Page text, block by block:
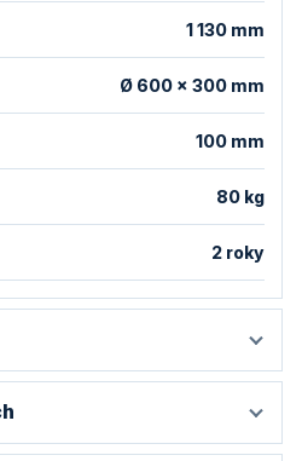
1 130 mm
Ø 600 × 300 mm
100 mm
80 kg
2 roky